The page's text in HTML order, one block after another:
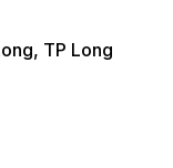
TP Long